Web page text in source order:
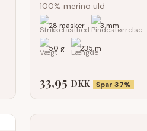
100% merino uld
28 masker 3 mm
50 g 235 m
33,95 DKK Spar 37%